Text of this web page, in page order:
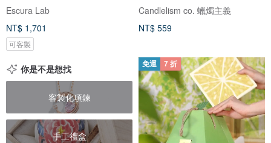
Escura Lab
NT$ 1,701
可客製
Candlelism co. 蠟燭主義
NT$ 559
你是不是想找
客製化項鍊
手工禮盒
免運 7 折